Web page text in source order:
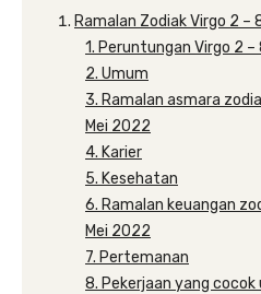
Ramalan Zodiak Virgo 2 –
1. Peruntungan Virgo 2 –
2. Umum
3. Ramalan asmara
Mei 2022
4. Karier
5. Kesehatan
6. Ramalan keuangan
Mei 2022
7. Pertemanan
8. Pekerjaan yang cocok